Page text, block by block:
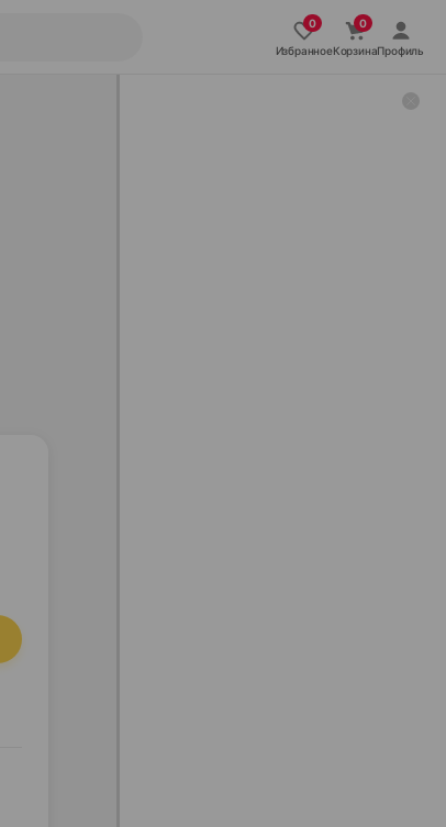
ИзбранноеКорзинаПрофиль